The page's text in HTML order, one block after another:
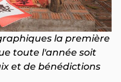
la première
toute l'année soit
et de bénédictions